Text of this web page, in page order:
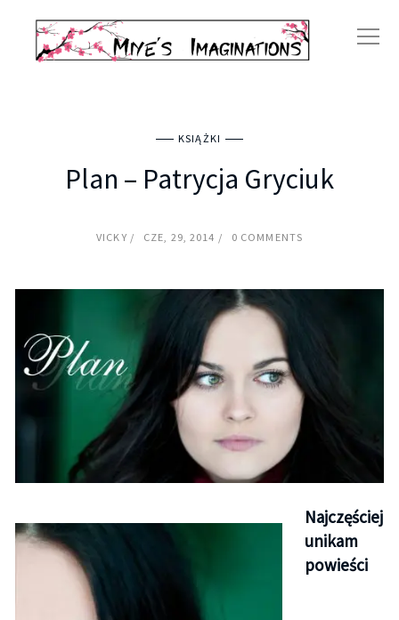
KSIĄŻKI
Plan – Patrycja Gryciuk
VICKY CZE, 29, 2014 0 COMMENTS
Najczęściej
unikam
powieści